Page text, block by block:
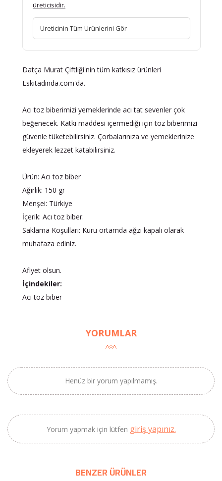
üreticisidir.
Üreticinin Tüm Ürünlerini Gör
Datça Murat Çiftliği'nin tüm katkısız ürünleri
Eskitadında.com'da.
Acı toz biberimizi yemeklerinde acı tat sevenler çok
beğenecek. Katkı maddesi içermediği için toz biberimizi
güvenle tüketebilirsiniz. Çorbalarınıza ve yemeklerinize
ekleyerek lezzet katabilirsiniz.
Ürün: Acı toz biber
Ağırlık: 150 gr
Menşei: Türkiye
İçerik: Acı toz biber.
Saklama Koşulları: Kuru ortamda ağzı kapalı olarak
muhafaza ediniz.
Afiyet olsun.
İçindekiler:
Acı toz biber
YORUMLAR
Henüz bir yorum yapılmamış.
Yorum yapmak için lütfen giriş yapınız.
BENZER ÜRÜNLER
BU HAFTANIN PLANLI İNDİRİMİ
2320,00 TL
2100,00 TL
Sızma Zeytinyağı
(2025 Yeni Hasat,
Güney Ege, 5 Litre) -